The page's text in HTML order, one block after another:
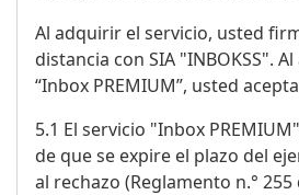
Al adquirir el servicio, usted
distancia con SIA "INBOKSS".
“Inbox PREMIUM”, usted
5.1 El servicio "Inbox
de que se expire el plazo del
al rechazo (Reglamento n.°